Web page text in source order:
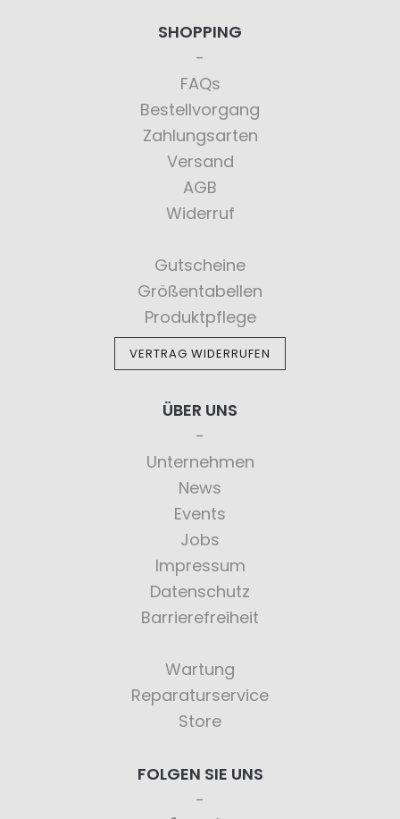
SHOPPING
FAQs
Bestellvorgang
Zahlungsarten
Versand
AGB
Widerruf
Gutscheine
Größentabellen
Produktpflege
VERTRAG WIDERRUFEN
ÜBER UNS
Unternehmen
News
Events
Jobs
Impressum
Datenschutz
Barrierefreiheit
Wartung
Reparaturservice
Store
FOLGEN SIE UNS